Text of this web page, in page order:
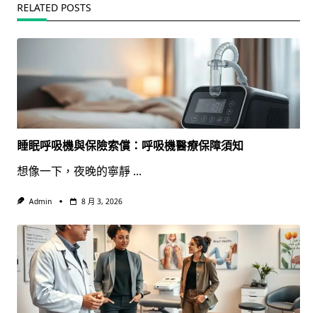
RELATED POSTS
睡眠呼吸機與保險索償：呼吸機醫療保障須知
想像一下，夜晚的寧靜 ...
Admin 8 月 3, 2026